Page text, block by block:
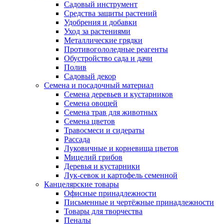
Садовый инструмент
Средства защиты растений
Удобрения и добавки
Уход за растениями
Металлические грядки
Противогололедные реагенты
Обустройство сада и дачи
Полив
Садовый декор
Семена и посадочный материал
Семена деревьев и кустарников
Семена овощей
Семена трав для животных
Семена цветов
Травосмеси и сидераты
Рассада
Луковичные и корневища цветов
Мицелий грибов
Деревья и кустарники
Лук-севок и картофель семенной
Канцелярские товары
Офисные принадлежности
Письменные и чертёжные принадлежности
Товары для творчества
Пеналы